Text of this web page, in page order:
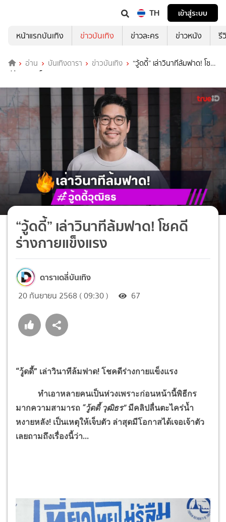
TH
เข้าสู่ระบบ
หน้าแรกบันเทิง
ข่าวบันเทิง ข่าวละคร ข่าวหนัง รี
อ่าน บันเทิงดารา ข่าวบันเทิง
“วู้ดดี้” เล่าวินาทีล้มฟาด! โชค
ดีร่างกายแข็งแรง
“วู้ดดี้” เล่าวินาทีล้มฟาด! โชคดี
ร่างกายแข็งแรง
ดาราเดลี่บันเทิง
20 กันยายน 2568 ( 09:30 ) 67
“วู้ดดี้” เล่าวินาทีล้มฟาด! โชคดีร่างกายแข็งแรง
ทำเอาหลายคนเป็นห่วงเพราะก่อนหน้านี้พิธีกร
มากความสามารถ “วู้ดดี้ วุฒิธร” มีคลิปลื่นตะไคร่น้ำ
หงายหลัง! เป็นเหตุให้เจ็บตัว ล่าสุดมีโอกาสได้เจอเจ้าตัว
เลยถามถึงเรื่องนี้ว่า...